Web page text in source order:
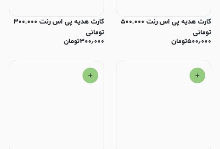
کارت هدیه پی اس رنت ۵۰۰.۰۰۰
تومانی
۵۰۰٫۰۰۰تومان
کارت هدیه پی اس رنت ۳۰۰.۰۰۰
تومانی
۳۰۰٫۰۰۰تومان